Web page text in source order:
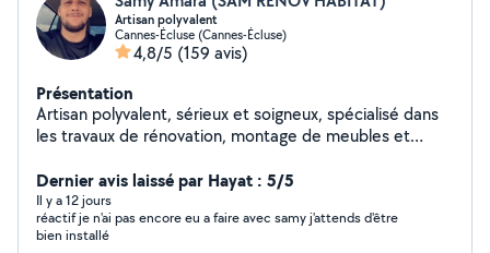
Artisan polyvalent
Cannes-Écluse (Cannes-Écluse)
4,8/5 (159 avis)
Présentation
Artisan polyvalent, sérieux et soigneux, spécialisé dans
les travaux de rénovation, montage de meubles et
sols et divers dépannages. Travail de qualité, devis
gratuit et interventions rapides. Votre satisfaction est
ma priorité.
Dernier avis laissé par Hayat : 5/5
Il y a 12 jours
réactif je n'ai pas encore eu a faire avec samy j'attends d'être
bien installé